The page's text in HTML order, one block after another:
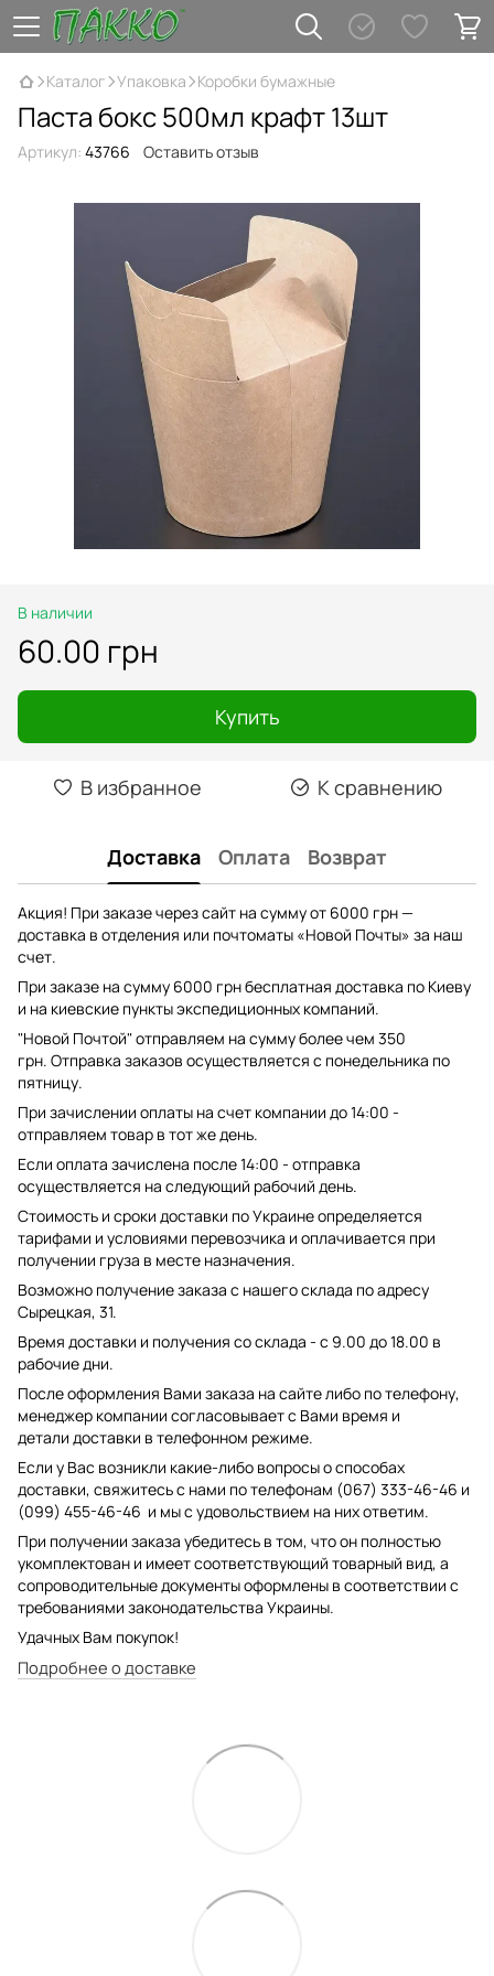
Каталог Упаковка Коробки бумажные
Паста бокс 500мл крафт 13шт
Артикул: 43766 Оставить отзыв
В наличии
60.00 грн
Купить
В избранное К сравнению
Доставка Оплата Возврат
Акция! При заказе через сайт на сумму от 6000 грн —
доставка в отделения или почтоматы «Новой Почты» за наш
счет.
При заказе на сумму 6000 грн бесплатная доставка по Киеву
и на киевские пункты экспедиционных компаний.
"Новой Почтой" отправляем на сумму более чем 350
грн. Отправка заказов осуществляется с понедельника по
пятницу.
При зачислении оплаты на счет компании до 14:00 -
отправляем товар в тот же день.
Если оплата зачислена после 14:00 - отправка
осуществляется на следующий рабочий день.
Стоимость и сроки доставки по Украине определяется
тарифами и условиями перевозчика и оплачивается при
получении груза в месте назначения.
Возможно получение заказа с нашего склада по адресу
Сырецкая, 31.
Время доставки и получения со склада - с 9.00 до 18.00 в
рабочие дни.
После оформления Вами заказа на сайте либо по телефону,
менеджер компании согласовывает с Вами время и
детали доставки в телефонном режиме.
Если у Вас возникли какие-либо вопросы о способах
доставки, свяжитесь с нами по телефонам (067) 333-46-46 и
(099) 455-46-46 и мы с удовольствием на них ответим.
При получении заказа убедитесь в том, что он полностью
укомплектован и имеет соответствующий товарный вид, а
сопроводительные документы оформлены в соответствии с
требованиями законодательства Украины.
Удачных Вам покупок!
Подробнее о доставке